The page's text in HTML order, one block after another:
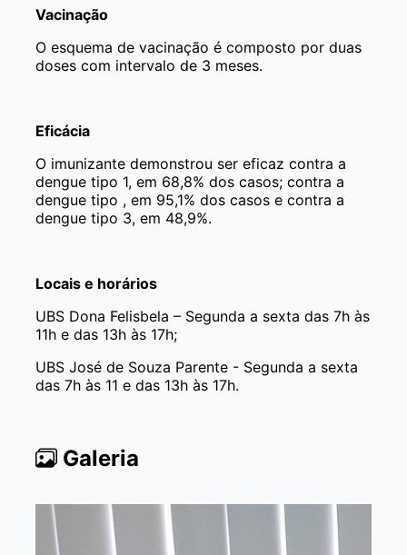
Vacinação
O esquema de vacinação é composto por duas
doses com intervalo de 3 meses.
Eficácia
O imunizante demonstrou ser eficaz contra a
dengue tipo 1, em 68,8% dos casos; contra a
dengue tipo , em 95,1% dos casos e contra a
dengue tipo 3, em 48,9%.
Locais e horários
UBS Dona Felisbela – Segunda a sexta das 7h às
11h e das 13h às 17h;
UBS José de Souza Parente - Segunda a sexta
das 7h às 11 e das 13h às 17h.
Galeria